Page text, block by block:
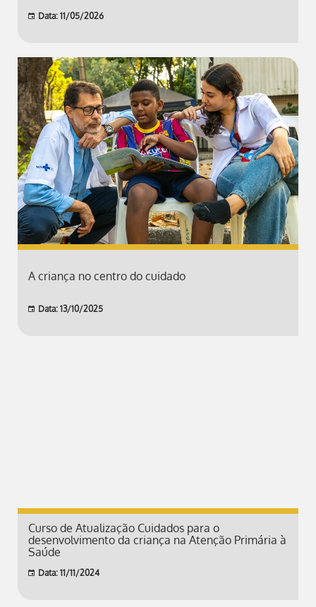
Data: 11/05/2026
A criança no centro do cuidado
Data: 13/10/2025
Curso de Atualização Cuidados para o
desenvolvimento da criança na Atenção Primária à
Saúde
Data: 11/11/2024